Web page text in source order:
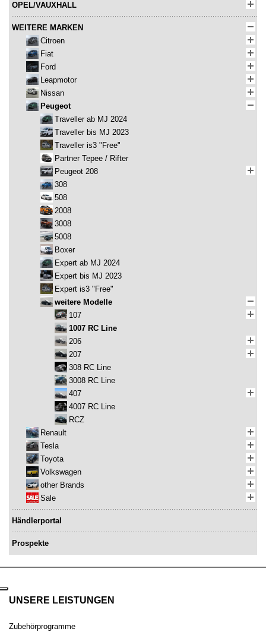
OPEL/VAUXHALL
WEITERE MARKEN
Citroen
Fiat
Ford
Leapmotor
Nissan
Peugeot
Traveller ab MJ 2024
Traveller bis MJ 2023
Traveller is3 "Free"
Partner Tepee / Rifter
Peugeot 208
308
508
2008
3008
5008
Boxer
Expert ab MJ 2024
Expert bis MJ 2023
Expert is3 "Free"
weitere Modelle
107
1007 RC Line
206
207
308 RC Line
3008 RC Line
407
4007 RC Line
RCZ
Renault
Tesla
Toyota
Volkswagen
other Brands
Sale
Händlerportal
Prospekte
UNSERE LEISTUNGEN
Zubehörprogramme